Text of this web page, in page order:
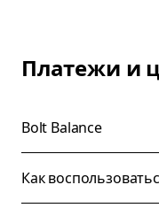
Платежи и
Bolt Balance
Как